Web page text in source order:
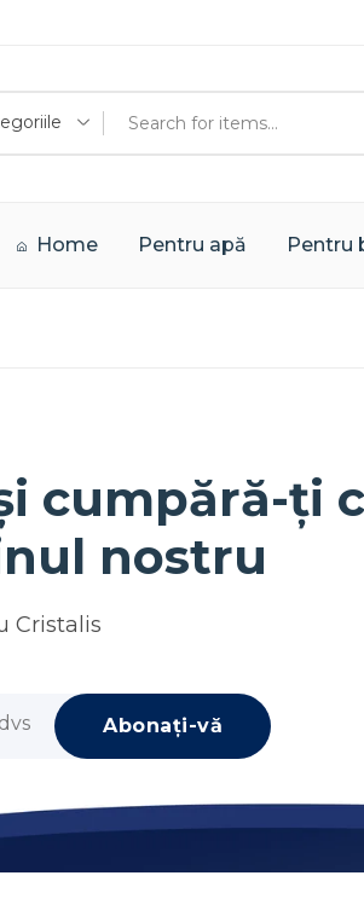
Home Pentru apă Pentru
cumpără-ți
nostru
Cristalis
Abonați-vă